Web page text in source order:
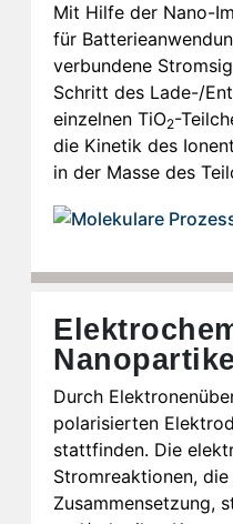
Mit Hilfe der Nano-
für
verbundene
Schritt des Lade-/
einzelnen TiO2-
die Kinetik des
in der Masse des
Durch
polarisierten
stattfinden. Die
Stromreaktionen,
Zusammensetzung,